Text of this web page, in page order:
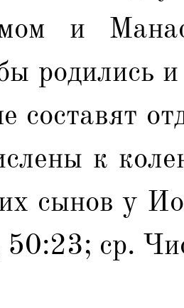
и
родились
составят
к
сынов у
50:23; ср.